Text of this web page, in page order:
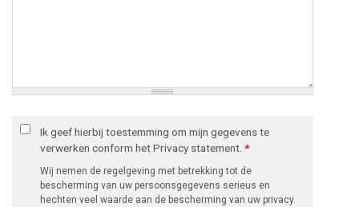
Ik geef hierbij toestemming om mijn gegevens te
verwerken conform het Privacy statement. *
Wij nemen de regelgeving met betrekking tot de
bescherming van uw persoonsgegevens serieus en
hechten veel waarde aan de bescherming van uw privacy.